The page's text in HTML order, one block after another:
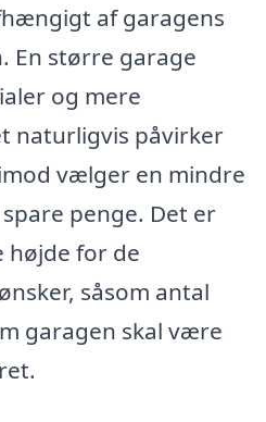
af garagens
En større garage
og mere
naturligvis påvirker
vælger en mindre
penge. Det er
højde for de
såsom antal
garagen skal være